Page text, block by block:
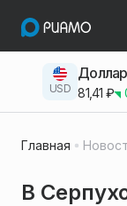
USD 81,41 ₽
Главная
В